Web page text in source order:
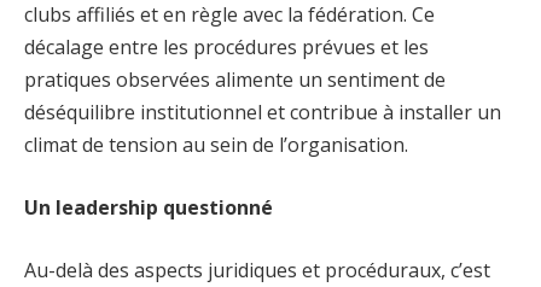
clubs affiliés et en règle avec la fédération. Ce
décalage entre les procédures prévues et les
pratiques observées alimente un sentiment de
déséquilibre institutionnel et contribue à installer un
climat de tension au sein de l’organisation.
Un leadership questionné
Au-delà des aspects juridiques et procéduraux, c’est